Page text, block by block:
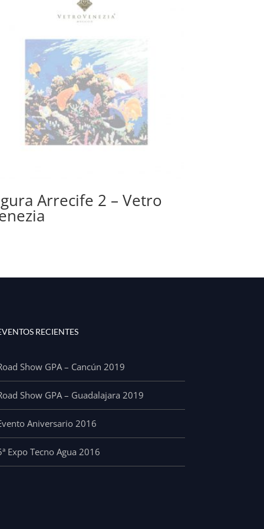
Arrecife 2 – Vetro
RECIENTES
Show GPA – Cancún 2019
Show GPA – Guadalajara 2019
Aniversario 2016
Expo Tecno Agua 2016